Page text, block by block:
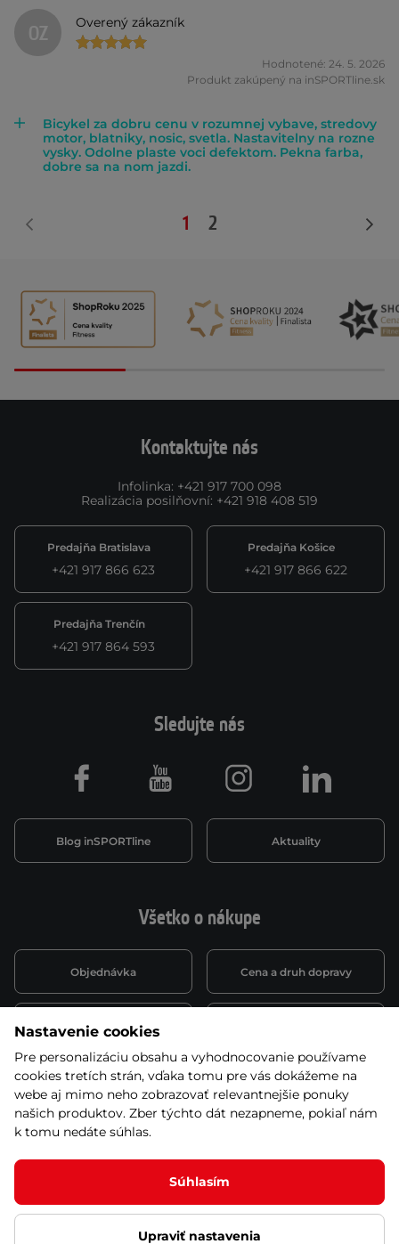
OZ Overený zákazník
Hodnotené: 24. 5. 2026
Produkt zakúpený na inSPORTline.sk
Bicykel za dobru cenu v rozumnej vybave, stredovy
motor, blatniky, nosic, svetla. Nastavitelny na rozne
vysky. Odolne plaste voci defektom. Pekna farba,
dobre sa na nom jazdi.
1 2
Kontaktujte nás
Infolinka: +421 917 700 098
Realizácia posilňovní: +421 918 408 519
Predajňa Bratislava
+421 917 866 623
Predajňa Košice
+421 917 866 622
Predajňa Trenčín
+421 917 864 593
Všetko o nákupe
Objednávka Cena a druh dopravy
Spôsob platby
Montáž a servis Reklamácie a záruka
Kariéra
Sledujte nás
Blog inSPORTline Aktuality
Facebook Youtube Instagram LinkedIn
Nastavenie cookies
Pre personalizáciu obsahu a vyhodnocovanie používame
cookies tretích strán, vďaka tomu pre vás dokážeme na
webe aj mimo neho zobrazovať relevantnejšie ponuky
našich produktov. Zber týchto dát nezapneme, pokiaľ nám
k tomu nedáte súhlas.
Súhlasím
Upraviť nastavenia